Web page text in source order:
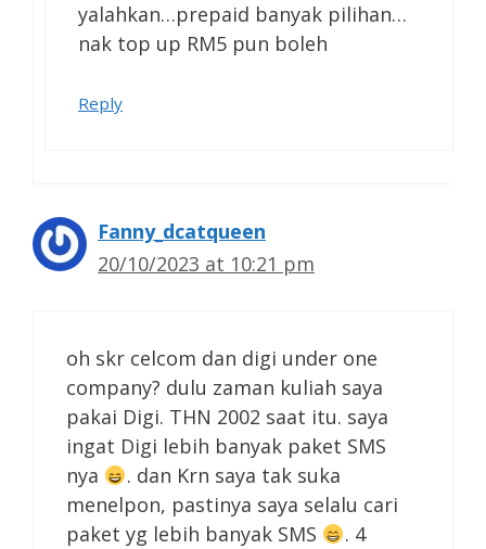
yalahkan…prepaid banyak pilihan…
nak top up RM5 pun boleh
Reply
Fanny_dcatqueen
20/10/2023 at 10:21 pm
oh skr celcom dan digi under one
company? dulu zaman kuliah saya
pakai Digi. THN 2002 saat itu. saya
ingat Digi lebih banyak paket SMS
nya
. dan Krn saya tak suka
menelpon, pastinya saya selalu cari
paket yg lebih banyak SMS
. 4